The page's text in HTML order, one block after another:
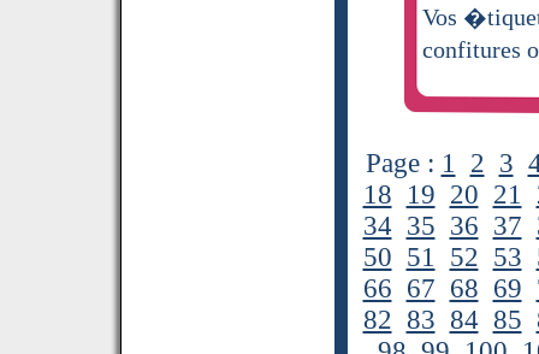
Vos
confitures
Page : 1 2 3
18 19 20 21
34 35 36 37
50 51 52 53
66 67 68 69
82 83 84 85